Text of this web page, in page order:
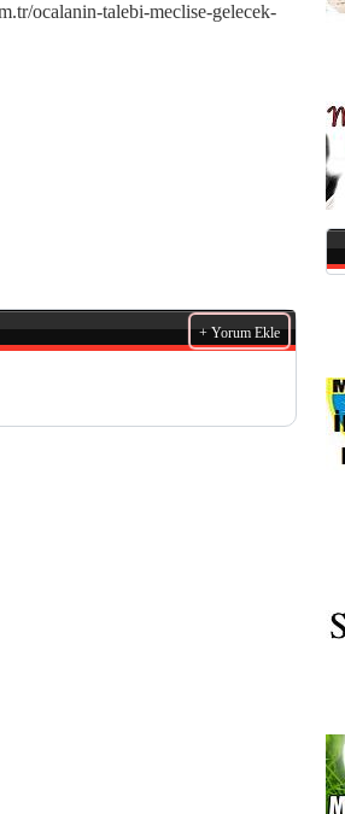
ocalanin-talebi-meclise-gelecek-
+ Yorum Ekle